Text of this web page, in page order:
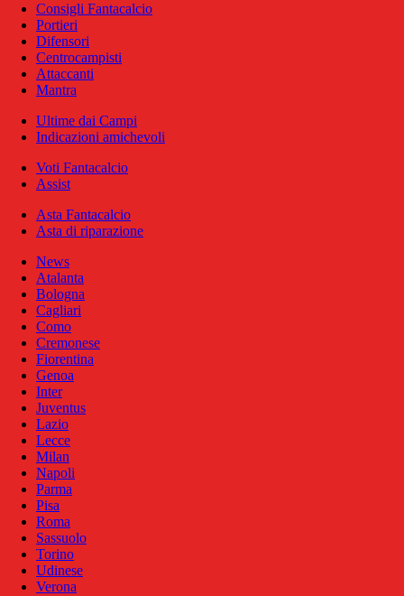
Consigli Fantacalcio
Portieri
Difensori
Centrocampisti
Attaccanti
Mantra
Ultime dai Campi
Indicazioni amichevoli
Voti Fantacalcio
Assist
Asta Fantacalcio
Asta di riparazione
News
Atalanta
Bologna
Cagliari
Como
Cremonese
Fiorentina
Genoa
Inter
Juventus
Lazio
Lecce
Milan
Napoli
Parma
Pisa
Roma
Sassuolo
Torino
Udinese
Verona